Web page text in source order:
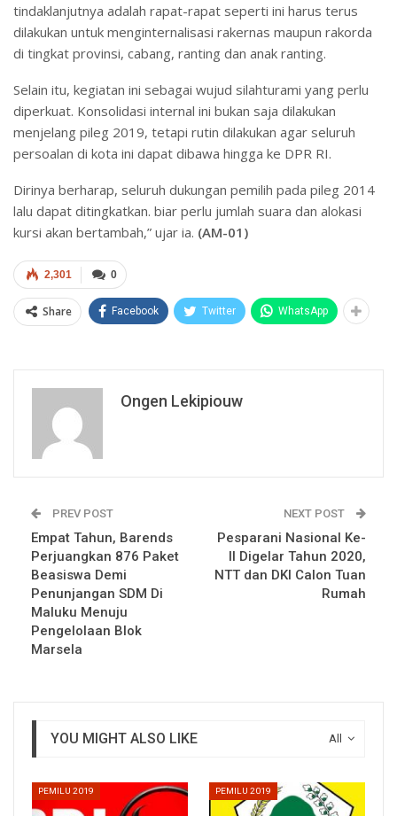
tindaklanjutnya adalah rapat-rapat seperti ini harus terus
dilakukan untuk menginternalisasi rakernas maupun rakorda
di tingkat provinsi, cabang, ranting dan anak ranting.
Selain itu, kegiatan ini sebagai wujud silahturami yang perlu
diperkuat. Konsolidasi internal ini bukan saja dilakukan
menjelang pileg 2019, tetapi rutin dilakukan agar seluruh
persoalan di kota ini dapat dibawa hingga ke DPR RI.
Dirinya berharap, seluruh dukungan pemilih pada pileg 2014
lalu dapat ditingkatkan. biar perlu jumlah suara dan alokasi
kursi akan bertambah,” ujar ia. (AM-01)
0
2,301
Share Facebook Twitter WhatsApp
Ongen Lekipiouw
PREV POST
Empat Tahun, Barends
Perjuangkan 876 Paket
Beasiswa Demi
Penunjangan SDM Di
Maluku Menuju
Pengelolaan Blok
Marsela
NEXT POST
Pesparani Nasional Ke-
II Digelar Tahun 2020,
NTT dan DKI Calon Tuan
Rumah
All
YOU MIGHT ALSO LIKE
PEMILU 2019 PEMILU 2019